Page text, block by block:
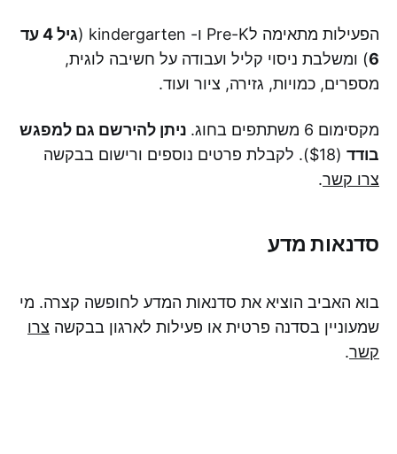
הפעילות מתאימה לPre-K ו- kindergarten (
גיל 4 עד
6) ומשלבת ניסוי קליל ועבודה על חשיבה לוגית,
מספרים, כמויות, גזירה, ציור ועוד.
מקסימום 6 משתתפים בחוג.
ניתן להירשם גם למפגש
בודד ($18). לקבלת פרטים נוספים ורישום בבקשה
צרו קשר.
סדנאות מדע
בוא האביב הוציא את סדנאות המדע לחופשה קצרה. מי
שמעוניין בסדנה פרטית או פעילות לארגון בבקשה צרו
קשר.